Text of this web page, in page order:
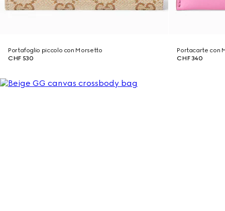
Portafoglio piccolo con Morsetto
CHF 530
Portacarte con
CHF 340